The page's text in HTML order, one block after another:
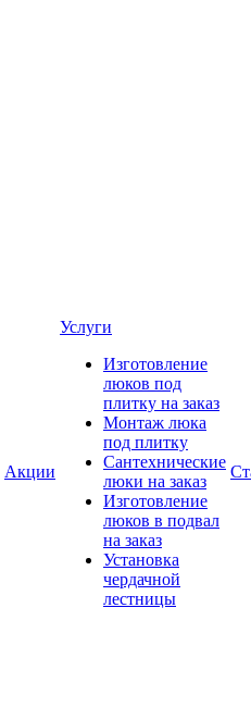
Акции
Услуги
Изготовление
люков под
плитку на заказ
Монтаж люка
под плитку
Сантехнические
люки на заказ
Изготовление
люков в подвал
на заказ
Установка
чердачной
лестницы